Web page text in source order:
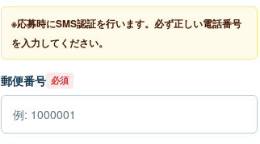
※応募時にSMS認証を行います。必ず正しい電話番号
を入力してください。
郵便番号 必須